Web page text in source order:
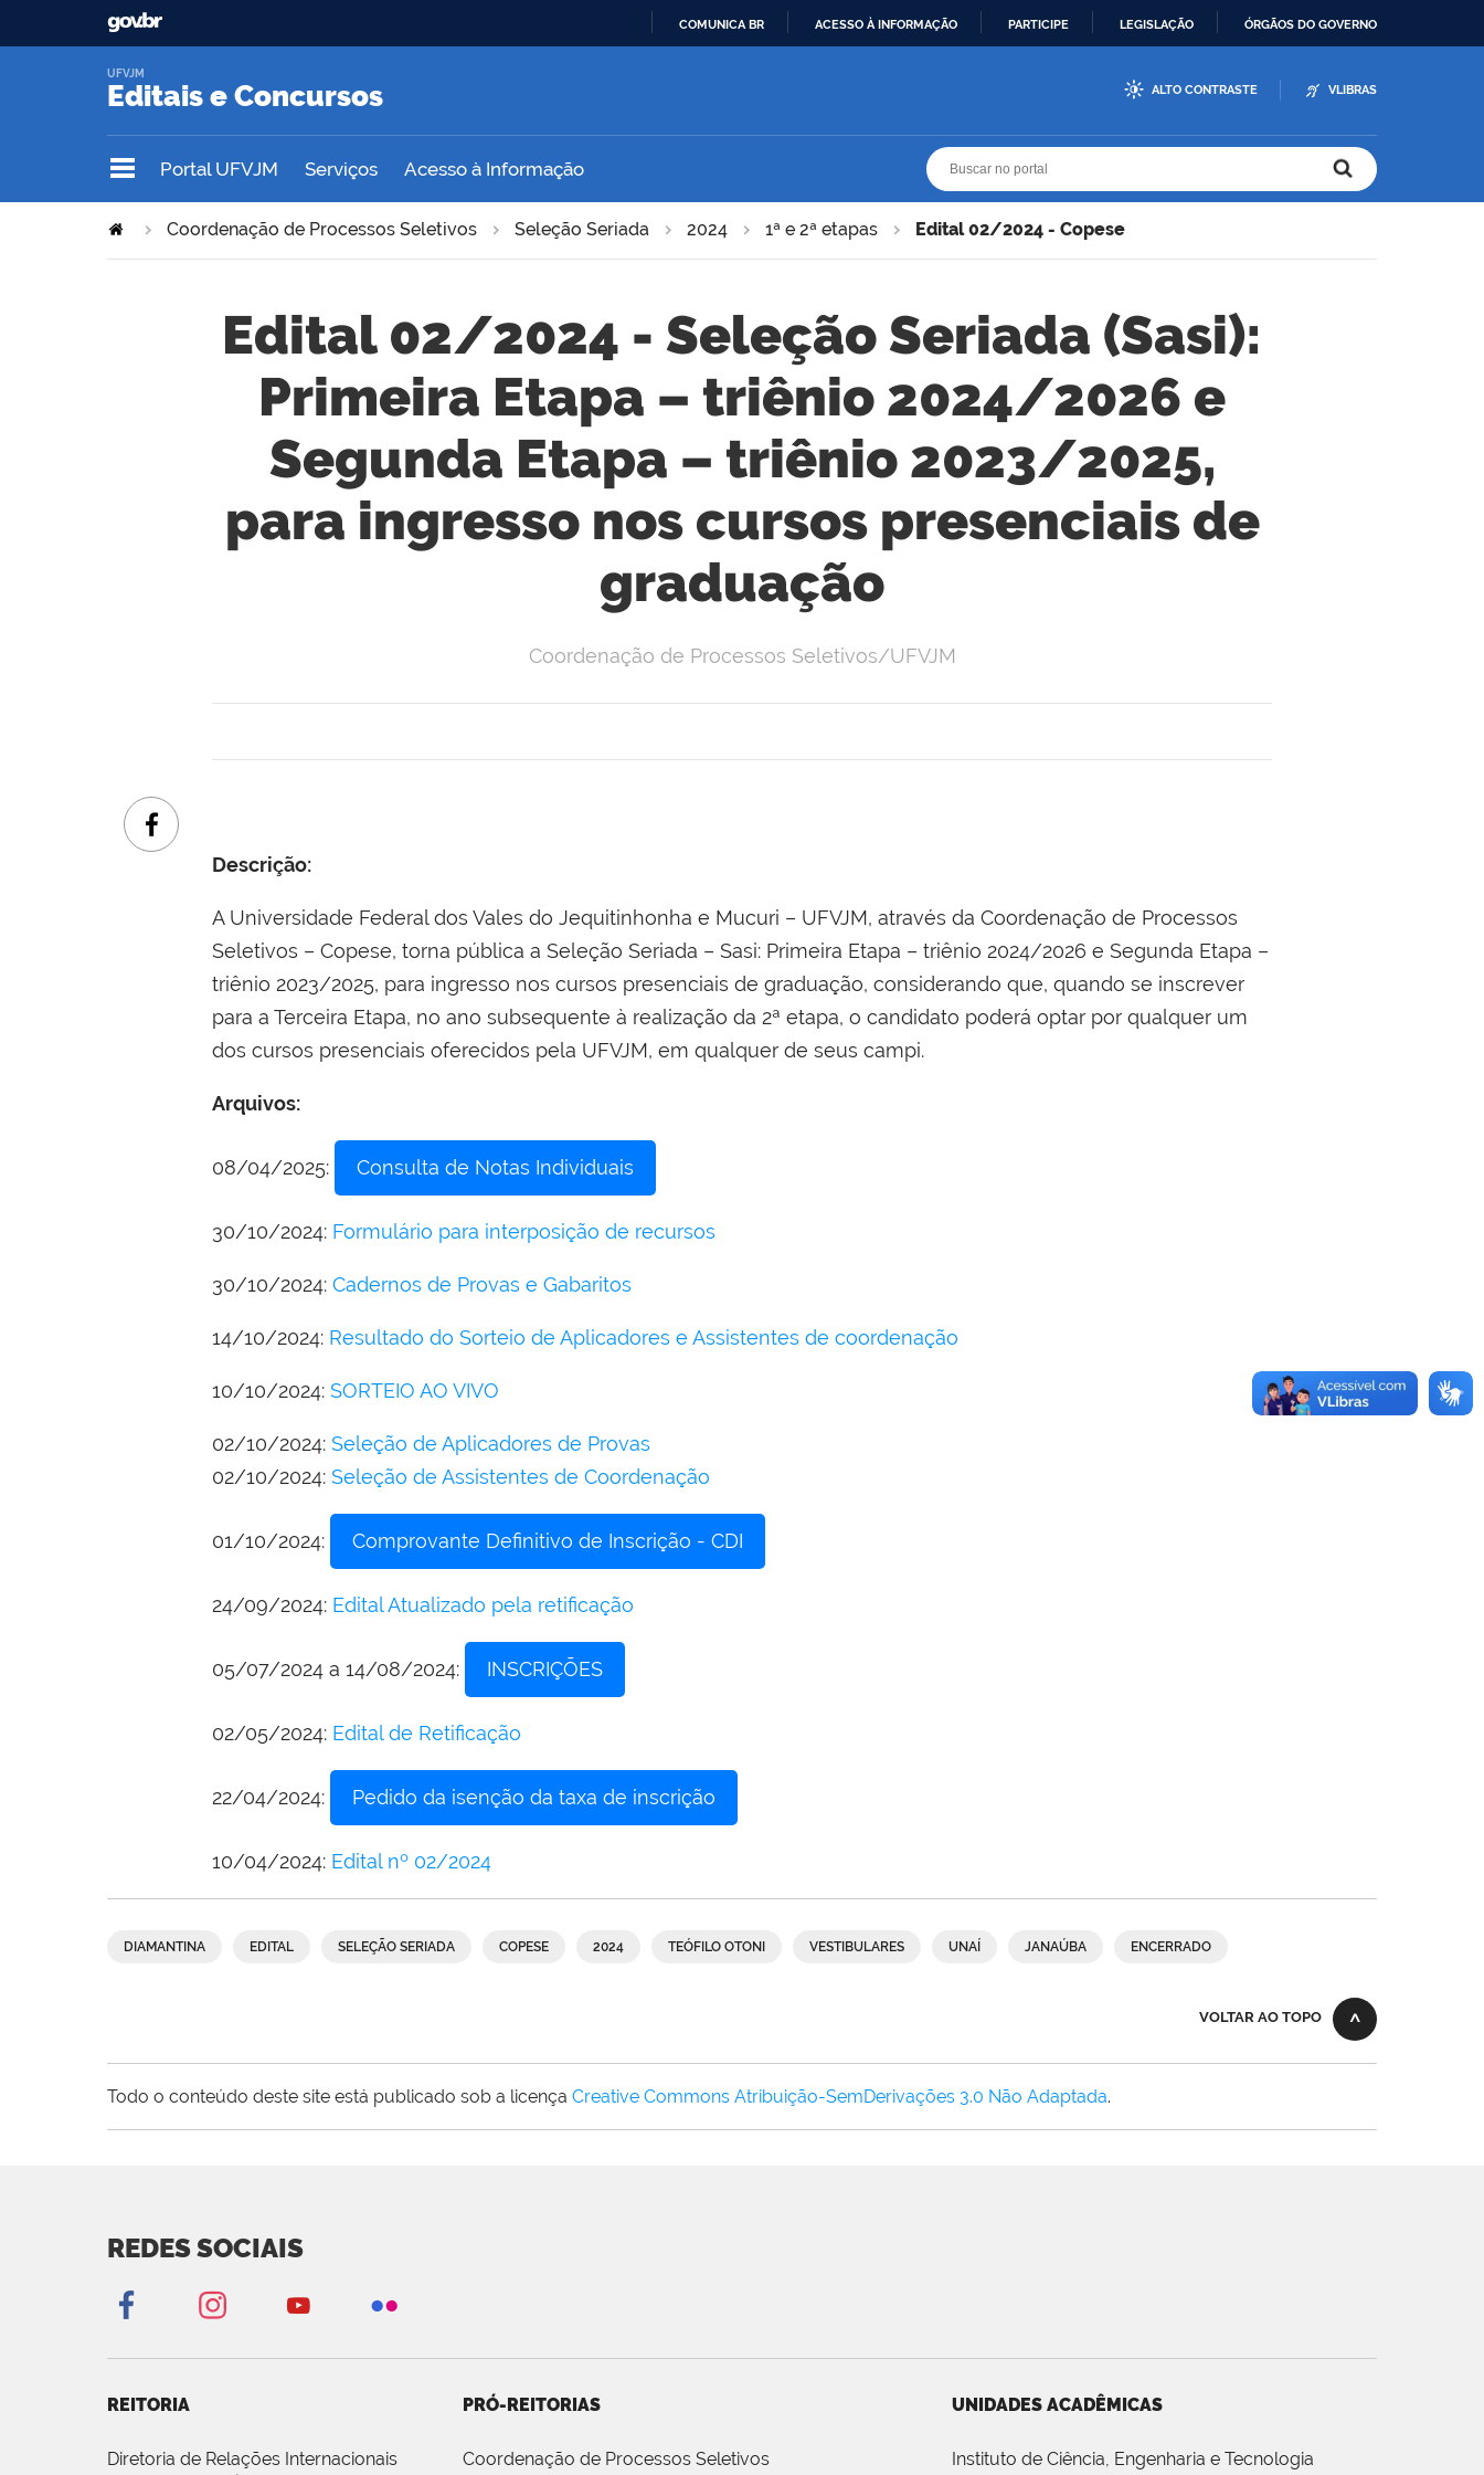
COMUNICA BR ACESSO À INFORMAÇÃO PARTICIPE LEGISLAÇÃO ÓRGÃOS DO GOVERNO
Editais e Concursos
UFVJM
ALTO CONTRASTE VLIBRAS
Portal UFVJM Serviços Acesso à Informação
Coordenação de Processos Seletivos Seleção Seriada 2024 1ª e 2ª etapas Edital 02/2024 - Copese
Edital 02/2024 - Seleção Seriada (Sasi):
Primeira Etapa – triênio 2024/2026 e
Segunda Etapa – triênio 2023/2025,
para ingresso nos cursos presenciais de
graduação
Coordenação de Processos Seletivos/UFVJM
Descrição:
A Universidade Federal dos Vales do Jequitinhonha e Mucuri – UFVJM, através da Coordenação de Processos
Seletivos – Copese, torna pública a Seleção Seriada – Sasi: Primeira Etapa – triênio 2024/2026 e Segunda Etapa –
triênio 2023/2025, para ingresso nos cursos presenciais de graduação, considerando que, quando se inscrever
para a Terceira Etapa, no ano subsequente à realização da 2ª etapa, o candidato poderá optar por qualquer um
dos cursos presenciais oferecidos pela UFVJM, em qualquer de seus campi.
Arquivos:
08/04/2025: Consulta de Notas Individuais
30/10/2024: Formulário para interposição de recursos
30/10/2024: Cadernos de Provas e Gabaritos
14/10/2024: Resultado do Sorteio de Aplicadores e Assistentes de coordenação
10/10/2024: SORTEIO AO VIVO
02/10/2024: Seleção de Aplicadores de Provas
02/10/2024: Seleção de Assistentes de Coordenação
01/10/2024: Comprovante Definitivo de Inscrição - CDI
24/09/2024: Edital Atualizado pela retificação
05/07/2024 a 14/08/2024: INSCRIÇÕES
02/05/2024: Edital de Retificação
22/04/2024: Pedido da isenção da taxa de inscrição
10/04/2024: Edital nº 02/2024
DIAMANTINA EDITAL SELEÇÃO SERIADA COPESE 2024 TEÓFILO OTONI VESTIBULARES UNAÍ JANAÚBA ENCERRADO
VOLTAR AO TOPO
Todo o conteúdo deste site está publicado sob a licença Creative Commons Atribuição-SemDerivações 3.0 Não Adaptada.
REDES SOCIAIS
REITORIA
Diretoria de Relações Internacionais
PRÓ-REITORIAS
Coordenação de Processos Seletivos
UNIDADES ACADÊMICAS
Instituto de Ciência, Engenharia e Tecnologia